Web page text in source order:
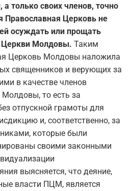
только своих членов, точно
Церковь не
осуждать или прощать
Церкви Молдовы. Таким
Церковь Молдовы наложила
священников и верующих за
в качестве членов
то есть за
отпускной грамоты для
и, соответственно, за
которые были
своими законными
выясняется, что деяние,
власти ПЦМ, является